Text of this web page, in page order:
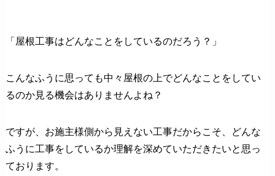
「屋根工事はどんなことをしているのだろう？」
こんなふうに思っても中々屋根の上でどんなことをしてい
るのか見る機会はありませんよね？
ですが、お施主様側から見えない工事だからこそ、どんな
ふうに工事をしているか理解を深めていただきたいと思っ
ております。